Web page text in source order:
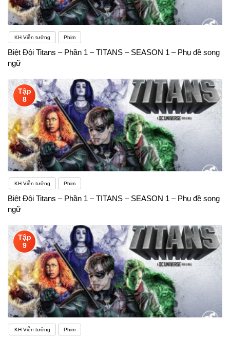
KH Viễn tưởng Phim
Biệt Đội Titans – Phần 1 – TITANS – SEASON 1 – Phụ đề song
ngữ
Tập
8
KH Viễn tưởng Phim
Biệt Đội Titans – Phần 1 – TITANS – SEASON 1 – Phụ đề song
ngữ
Tập
9
KH Viễn tưởng Phim